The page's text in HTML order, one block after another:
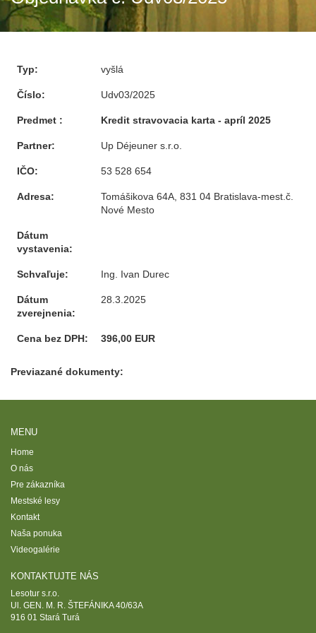
Typ: vyšlá
Číslo: Udv03/2025
Predmet : Kredit stravovacia karta - apríl 2025
Partner: Up Déjeuner s.r.o.
IČO: 53 528 654
Adresa:
Tomášikova 64A, 831 04 Bratislava-mest.č.
Nové Mesto
Dátum
vystavenia:
Schvaľuje: Ing. Ivan Durec
Dátum
zverejnenia:
28.3.2025
Cena bez DPH: 396,00 EUR
Previazané dokumenty:
MENU
Home
O nás
Pre zákazníka
Mestské lesy
Kontakt
Naša ponuka
Videogalérie
KONTAKTUJTE NÁS
Lesotur s.r.o.
Ul. GEN. M. R. ŠTEFÁNIKA 40/63A
916 01 Stará Turá